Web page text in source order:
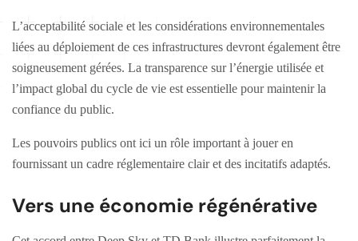
L’acceptabilité sociale et les considérations environnementales
liées au déploiement de ces infrastructures devront également être
soigneusement gérées. La transparence sur l’énergie utilisée et
l’impact global du cycle de vie est essentielle pour maintenir la
confiance du public.
Les pouvoirs publics ont ici un rôle important à jouer en
fournissant un cadre réglementaire clair et des incitatifs adaptés.
Vers une économie régénérative